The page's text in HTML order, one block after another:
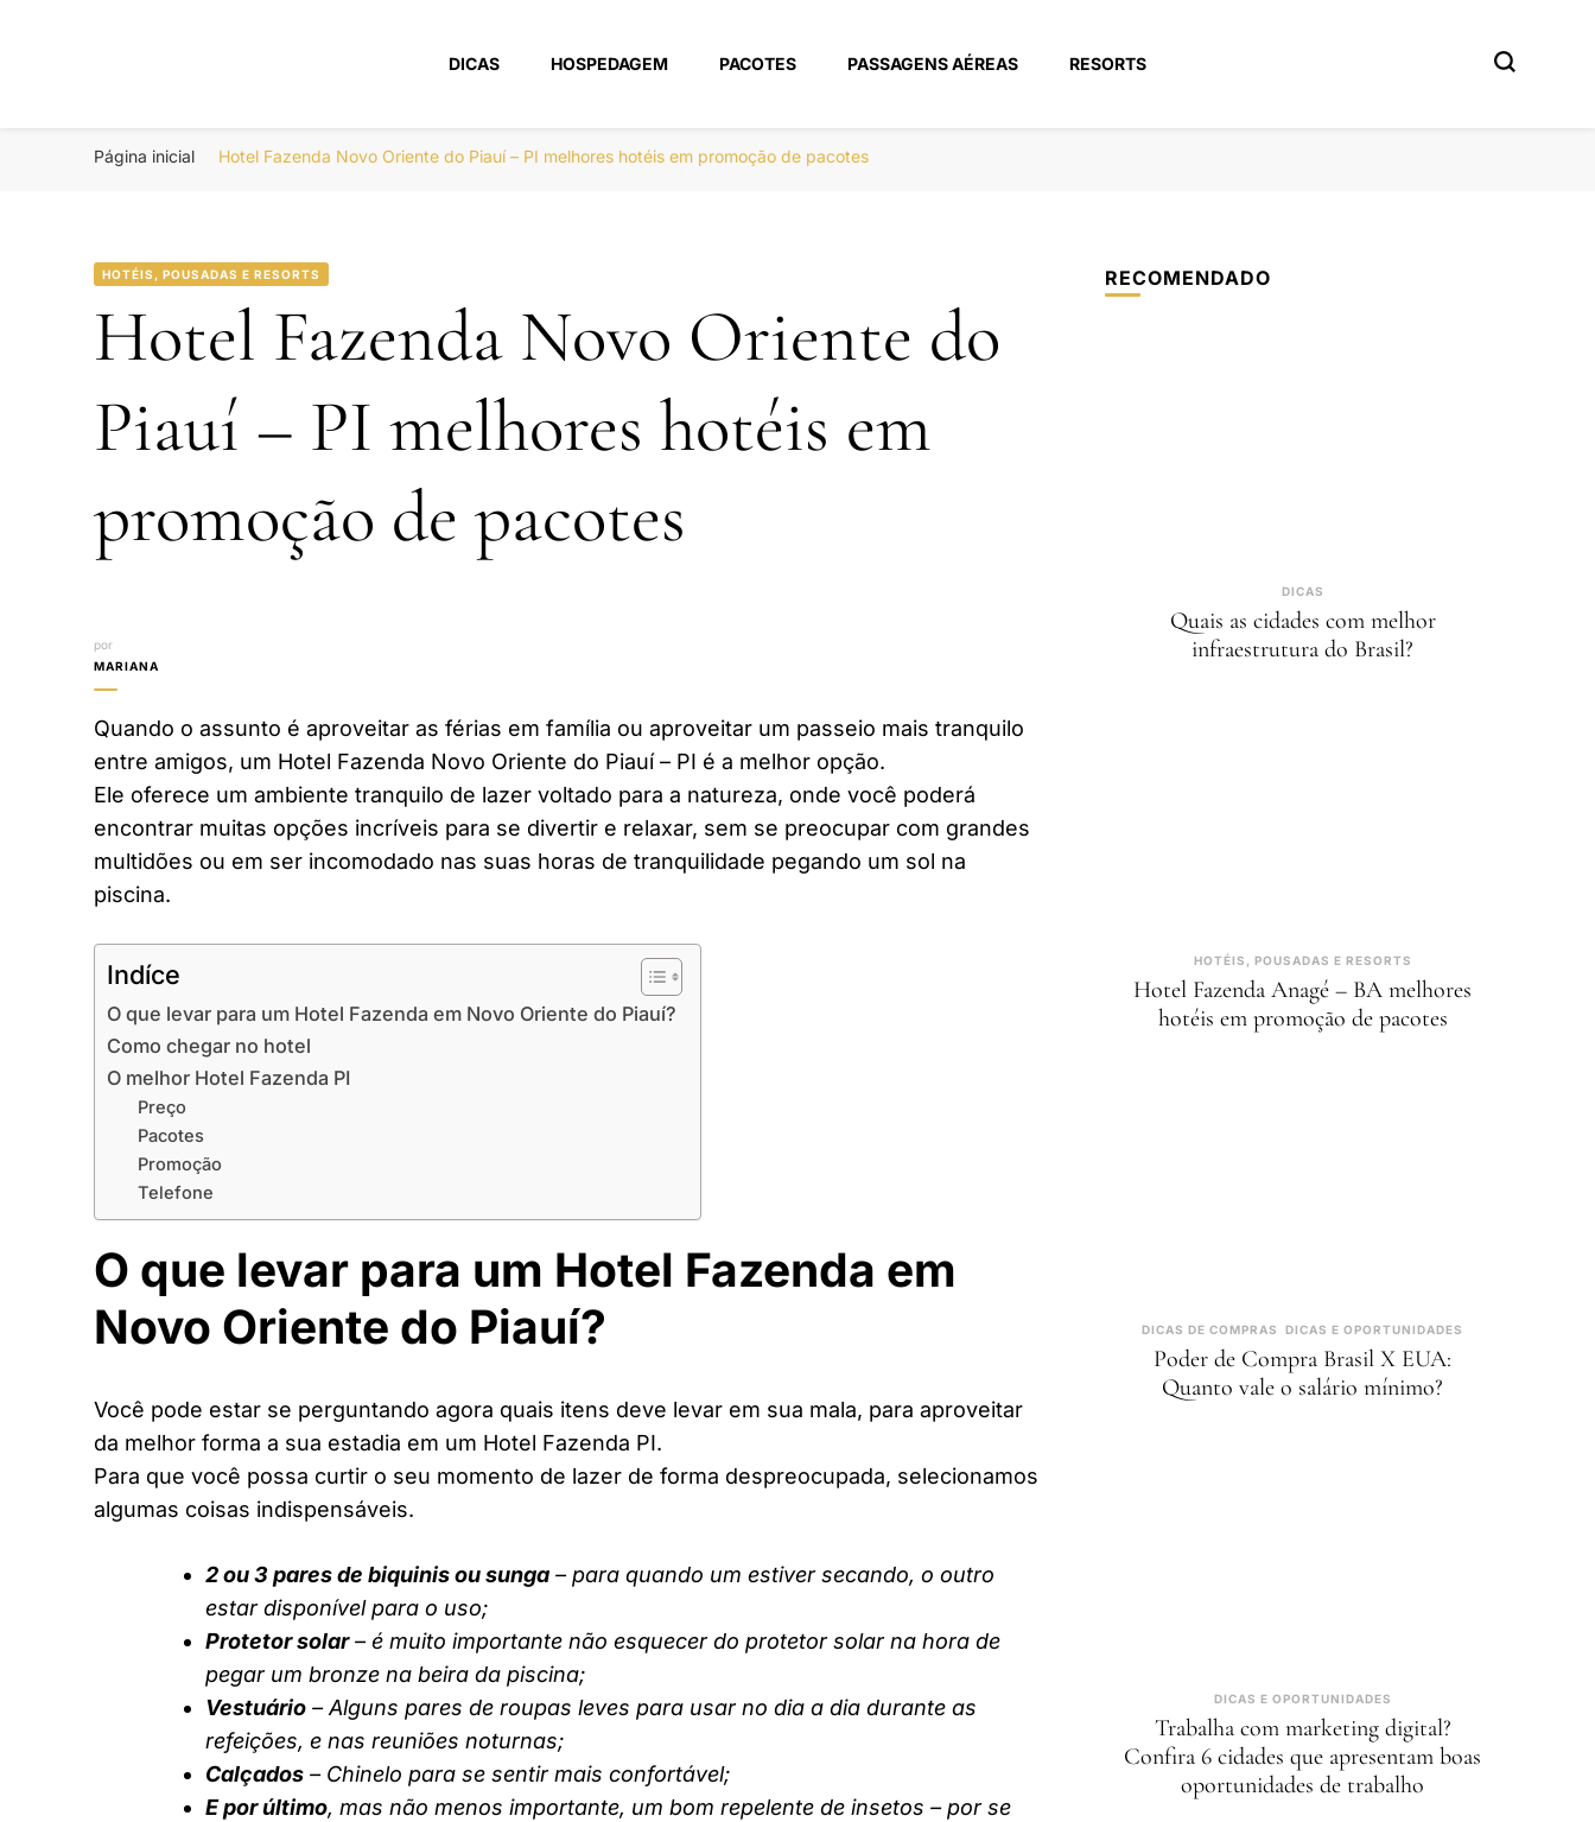
Portal Boa Viagem
DICAS HOSPEDAGEM PACOTES PASSAGENS AÉREAS RESORTS
Página inicial Hotel Fazenda Novo Oriente do Piauí – PI melhores hotéis em promoção de pacotes
HOTÉIS, POUSADAS E RESORTS
Hotel Fazenda Novo Oriente do
Piauí – PI melhores hotéis em
promoção de pacotes
por
MARIANA
Quando o assunto é aproveitar as férias em família ou aproveitar um passeio mais tranquilo
entre amigos, um Hotel Fazenda Novo Oriente do Piauí – PI é a melhor opção.
Ele oferece um ambiente tranquilo de lazer voltado para a natureza, onde você poderá
encontrar muitas opções incríveis para se divertir e relaxar, sem se preocupar com grandes
multidões ou em ser incomodado nas suas horas de tranquilidade pegando um sol na
piscina.
Indíce
O que levar para um Hotel Fazenda em Novo Oriente do Piauí?
Como chegar no hotel
O melhor Hotel Fazenda PI
Preço
Pacotes
Promoção
Telefone
O que levar para um Hotel Fazenda em
Novo Oriente do Piauí?
Você pode estar se perguntando agora quais itens deve levar em sua mala, para aproveitar
da melhor forma a sua estadia em um Hotel Fazenda PI.
Para que você possa curtir o seu momento de lazer de forma despreocupada, selecionamos
algumas coisas indispensáveis.
2 ou 3 pares de biquinis ou sunga – para quando um estiver secando, o outro
estar disponível para o uso;
Protetor solar– é muito importante não esquecer do protetor solar na hora de
pegar um bronze na beira da piscina;
Vestuário – Alguns pares de roupas leves para usar no dia a dia durante as
refeições, e nas reuniões noturnas;
Calçados – Chinelo para se sentir mais confortável;
E por último, mas não menos importante, um bom repelente de insetos – por se
RECOMENDADO
DICAS
Quais as cidades com melhor
infraestrutura do Brasil?
HOTÉIS, POUSADAS E RESORTS
Hotel Fazenda Anagé – BA melhores
hotéis em promoção de pacotes
DICAS DE COMPRAS DICAS E OPORTUNIDADES
Poder de Compra Brasil X EUA:
Quanto vale o salário mínimo?
DICAS E OPORTUNIDADES
Trabalha com marketing digital?
Confira 6 cidades que apresentam boas
oportunidades de trabalho